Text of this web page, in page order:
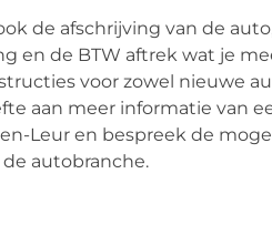
de afschrijving van de
en de BTW aftrek wat je
voor zowel nieuwe
aan meer informatie van
Leur en bespreek de
autobranche.